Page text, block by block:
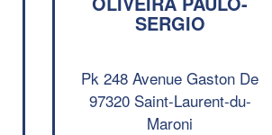
SERGIO
Pk 248 Avenue Gaston De
97320 Saint-Laurent-du-
Maroni